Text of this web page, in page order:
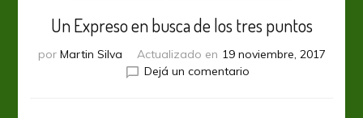
Un Expreso en busca de los tres puntos
por Martin Silva Actualizado en 19 noviembre, 2017
Dejá un comentarioen